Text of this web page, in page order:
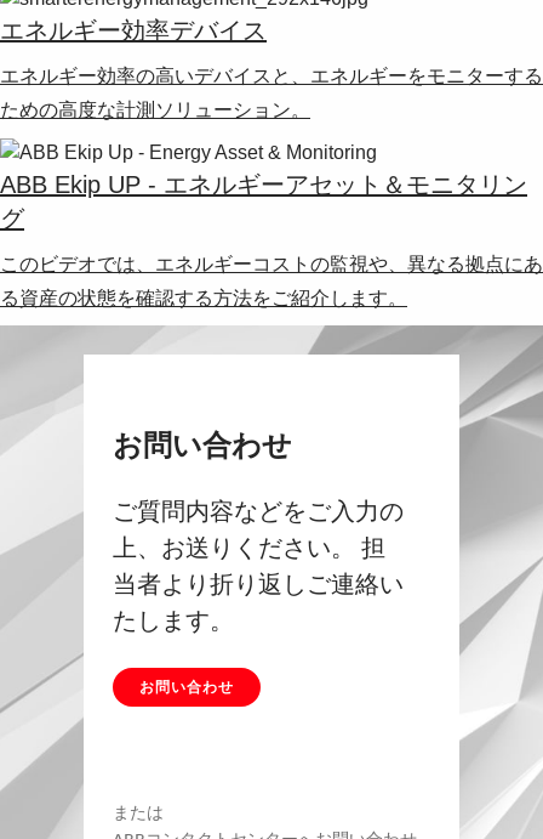
エネルギー効率デバイス
エネルギー効率の高いデバイスと、エネルギーをモニターする
ための高度な計測ソリューション。
ABB Ekip UP - エネルギーアセット＆モニタリン
グ
このビデオでは、エネルギーコストの監視や、異なる拠点にあ
る資産の状態を確認する方法をご紹介します。
お問い合わせ
ご質問内容などをご入力の
上、お送りください。 担
当者より折り返しご連絡い
たします。
お問い合わせ
または